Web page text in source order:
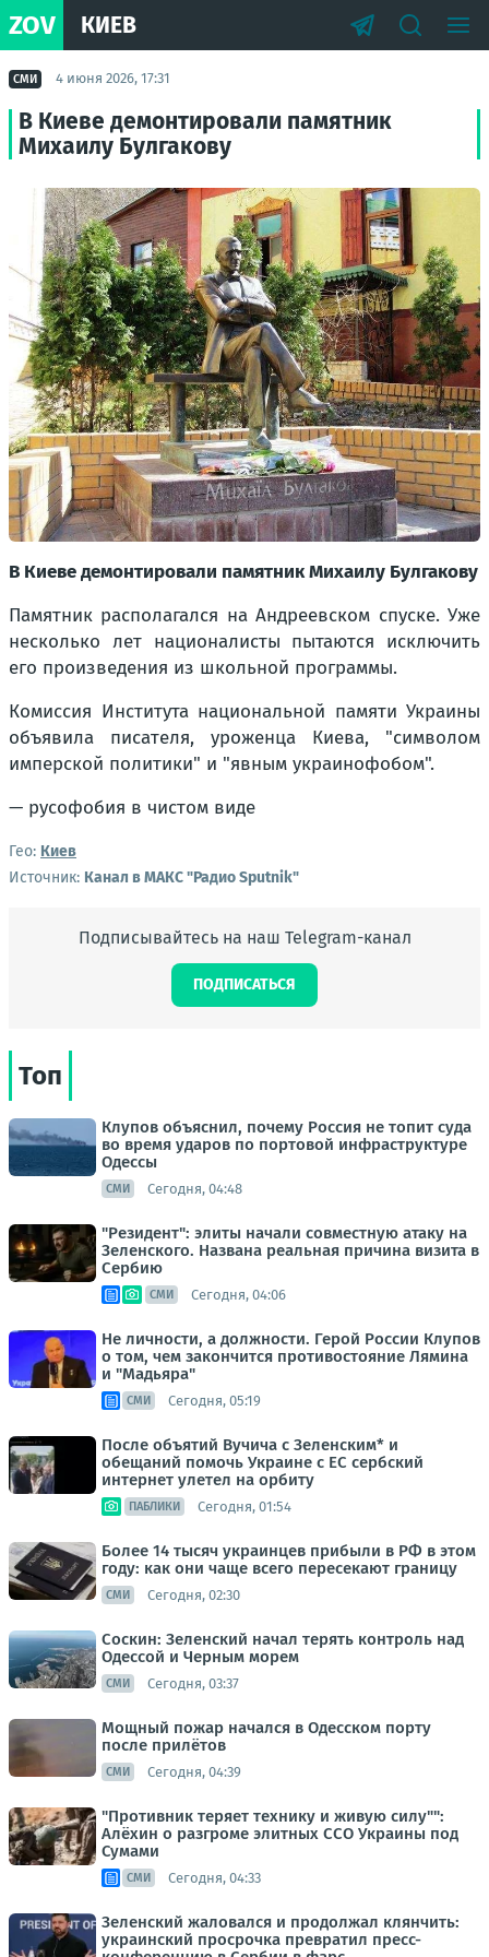
ZOV КИЕВ
СМИ 4 июня 2026, 17:31
В Киеве демонтировали памятник
Михаилу Булгакову
В Киеве демонтировали памятник Михаилу Булгакову
Памятник располагался на Андреевском спуске. Уже
несколько лет националисты пытаются исключить
его произведения из школьной программы.
Комиссия Института национальной памяти Украины
объявила писателя, уроженца Киева, "символом
имперской политики" и "явным украинофобом".
— русофобия в чистом виде
Гео: Киев
Источник: Канал в МАКС "Радио Sputnik"
Подписывайтесь на наш Telegram-канал
ПОДПИСАТЬСЯ
Топ
Клупов объяснил, почему Россия не топит суда
во время ударов по портовой инфраструктуре
Одессы
СМИ Сегодня, 04:48
"Резидент": элиты начали совместную атаку на
Зеленского. Названа реальная причина визита в
Сербию
СМИ Сегодня, 04:06
Не личности, а должности. Герой России Клупов
о том, чем закончится противостояние Лямина
и "Мадьяра"
СМИ Сегодня, 05:19
После объятий Вучича с Зеленским* и
обещаний помочь Украине с ЕС сербский
интернет улетел на орбиту
ПАБЛИКИ Сегодня, 01:54
Более 14 тысяч украинцев прибыли в РФ в этом
году: как они чаще всего пересекают границу
СМИ Сегодня, 02:30
Соскин: Зеленский начал терять контроль над
Одессой и Черным морем
СМИ Сегодня, 03:37
Мощный пожар начался в Одесском порту
после прилётов
СМИ Сегодня, 04:39
"Противник теряет технику и живую силу"":
Алёхин о разгроме элитных ССО Украины под
Сумами
СМИ Сегодня, 04:33
Зеленский жаловался и продолжал клянчить:
украинский просрочка превратил пресс-